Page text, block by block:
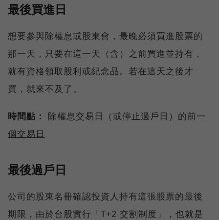
最後買進日
想要參與除權息或股東會，最晚必須買進股票的
那一天，只要在這一天（含）之前買進並持有，
就有資格領取股利或紀念品。若在這天之後才
買，就來不及了。
時間點：
除權息交易日（或停止過戶日）的前一
個交易日
最後過戶日
公司的股東名冊確認投資人持有這張股票的最後
期限，由於台股實行「T+2 交割制度」，也就是